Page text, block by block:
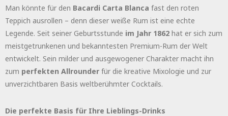
Man könnte für den Bacardi Carta Blanca fast den roten
Teppich ausrollen – denn dieser weiße Rum ist eine echte
Legende. Seit seiner Geburtsstunde im Jahr 1862 hat er sich zum
meistgetrunkenen und bekanntesten Premium-Rum der Welt
entwickelt. Sein milder und ausgewogener Charakter macht ihn
zum perfekten Allrounder für die kreative Mixologie und zur
unverzichtbaren Basis weltberühmter Cocktails.
Die perfekte Basis für Ihre Lieblings-Drinks